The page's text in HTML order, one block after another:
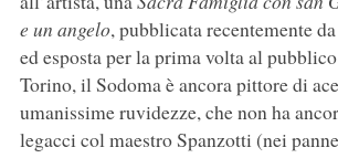
e un angelo, pubblicata recentemente
ed esposta per la prima volta al
Torino, il Sodoma è ancora pittore di
umanissime ruvidezze, che non ha
legacci col maestro Spanzotti (nei